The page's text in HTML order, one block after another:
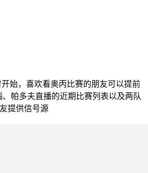
始，喜欢看奥丙比赛的朋友可以提前
帕多夫直播的近期比赛列表以及两队
提供信号源